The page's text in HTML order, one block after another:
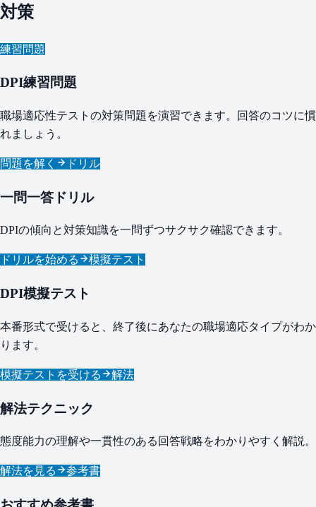
対策
練習問題
DPI練習問題
職場適応性テストの対策問題を演習できます。回答のコツに慣
れましょう。
問題を解く ドリル
一問一答ドリル
DPIの傾向と対策知識を一問ずつサクサク確認できます。
ドリルを始める 模擬テスト
DPI模擬テスト
本番形式で受けると、終了後にあなたの職場適応タイプがわか
ります。
模擬テストを受ける 解法
解法テクニック
態度能力の理解や一貫性のある回答戦略をわかりやすく解説。
解法を見る 参考書